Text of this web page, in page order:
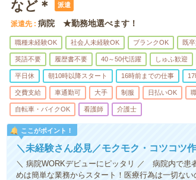
など＊
派遣
派遣先 病院 ★勤務地選べます！
職種未経験OK 社会人未経験OK ブランクOK 既
英語不要 履歴書不要 40～50代活躍 しゅふ歓迎
平日休 朝10時以降スタート 16時前までの仕事
交費支給 車通勤可 大手 制服 日払いOK
自転車・バイクOK 看護師 介護士
ここがポイント！
＼未経験さん必見／モクモク・コツコツ
＼ 病院WORKデビューにピッタリ ／ 病院内で患
めは簡単な業務からスタート！医療行為は一切な